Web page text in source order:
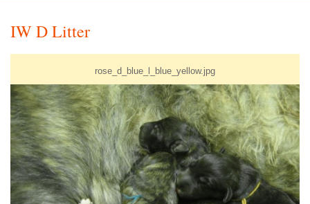
IW D Litter
rose_d_blue_l_blue_yellow.jpg